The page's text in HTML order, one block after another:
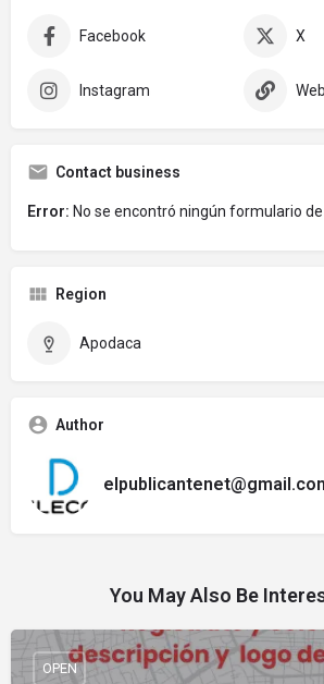
Facebook X
Instagram
Contact business
Error: No se encontró ningún formulario
Region
Apodaca
Author
You May Also Be
OPEN